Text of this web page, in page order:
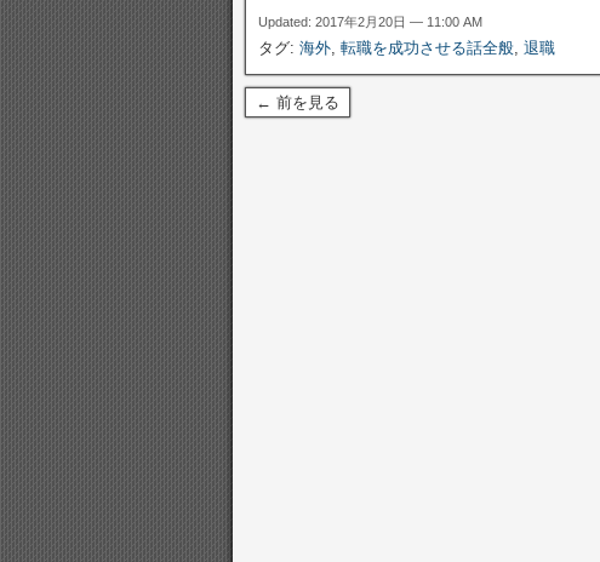
Updated: 2017年2月20日 — 11:00 AM
タグ: 海外, 転職を成功させる話全般, 退職
← 前を見る